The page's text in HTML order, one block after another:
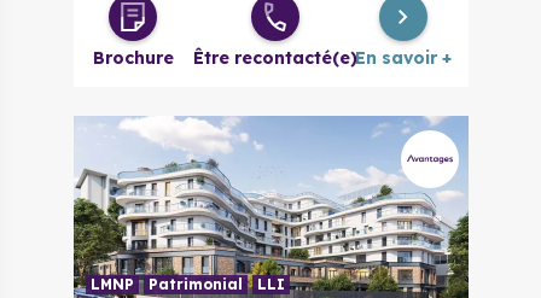
évolutif
à partir de 285 300 €
4 pièces à partir de 445 850 €
Brochure Être recontacté(e)En savoir +
LMNP Patrimonial
LLI